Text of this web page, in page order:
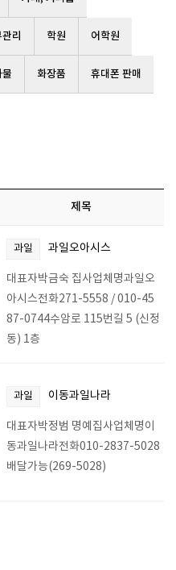
리 학원 어학원
물 화장품 휴대폰 판매
제목
과일 과일오아시스
대표자박금숙 집사업체명과일오
아시스전화271-5558 / 010-45
87-0744수암로 115번길 5 (신정
동) 1층
과일 이동과일나라
대표자박정범 명예집사업체명이
동과일나라전화010-2837-5028
배달가능(269-5028)